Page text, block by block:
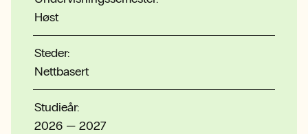
Høst
Steder:
Nettbasert
Studieår:
2026 — 2027